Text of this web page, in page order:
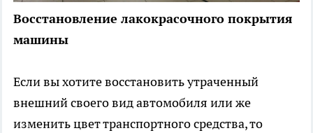
Восстановление лакокрасочного покрытия
машины
Если вы хотите восстановить утраченный
внешний своего вид автомобиля или же
изменить цвет транспортного средства, то